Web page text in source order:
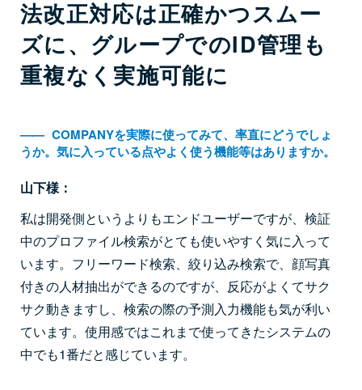
法改正対応は正確かつスムー
ズに、グループでのID管理も
重複なく実施可能に
―― COMPANYを実際に使ってみて、率直にどうでしょ
うか。気に入っている点やよく使う機能等はありますか。
山下様：
私は開発側というよりもエンドユーザーですが、検証
中のプロファイル検索がとても使いやすく気に入って
います。フリーワード検索、絞り込み検索で、顔写真
付きの人材抽出ができるのですが、反応がよくてサク
サク動きますし、検索の際の予測入力機能も気が利い
ています。使用感ではこれまで使ってきたシステムの
中でも1番だと感じています。